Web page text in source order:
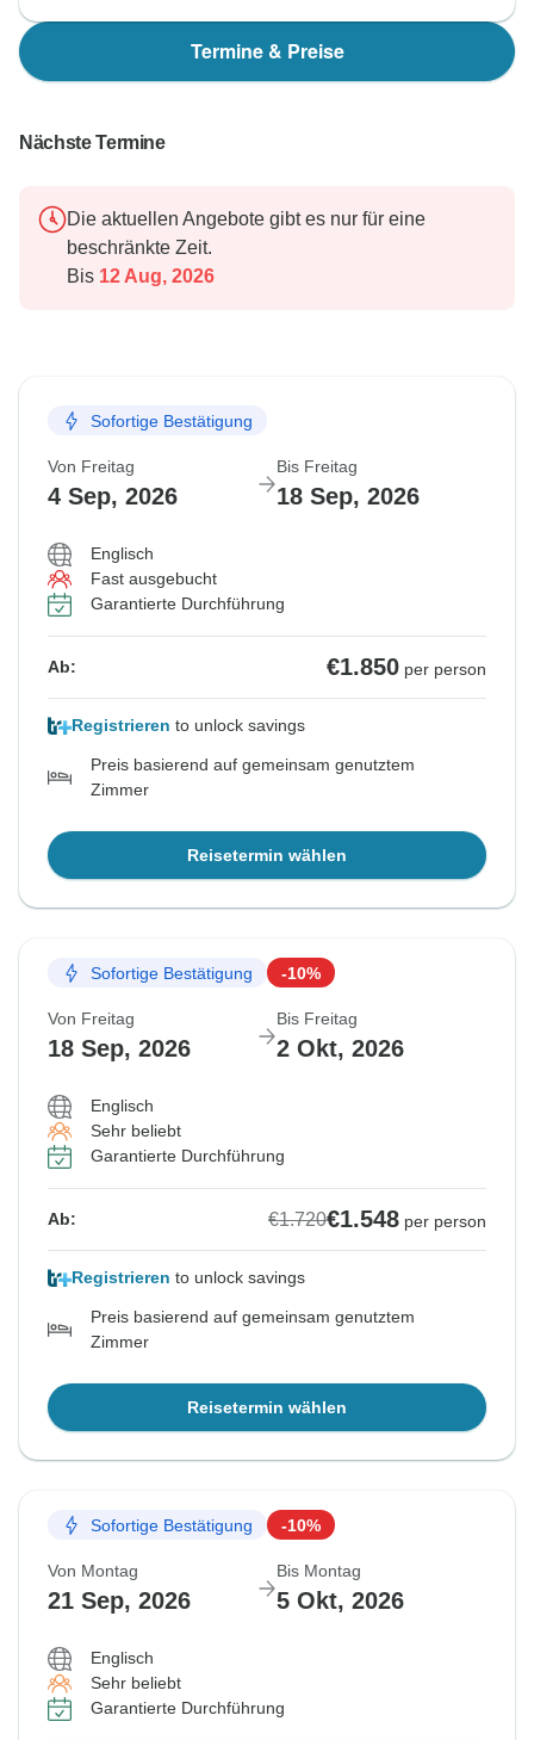
Termine & Preise
Nächste Termine
Die aktuellen Angebote gibt es nur für eine
beschränkte Zeit.
Bis 12 Aug, 2026
Sofortige Bestätigung
Von Freitag
4 Sep, 2026
Bis Freitag
18 Sep, 2026
Englisch
Fast ausgebucht
Garantierte Durchführung
Ab: €1.850 per person
Registrieren to unlock savings
Preis basierend auf gemeinsam genutztem
Zimmer
Reisetermin wählen
Sofortige Bestätigung -10%
Von Freitag
18 Sep, 2026
Bis Freitag
2 Okt, 2026
Englisch
Sehr beliebt
Garantierte Durchführung
Ab: €1.720€1.548 per person
Registrieren to unlock savings
Preis basierend auf gemeinsam genutztem
Zimmer
Reisetermin wählen
Sofortige Bestätigung -10%
Von Montag
21 Sep, 2026
Bis Montag
5 Okt, 2026
Englisch
Sehr beliebt
Garantierte Durchführung